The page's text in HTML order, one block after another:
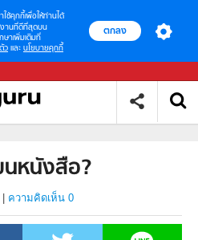
าใช้คุกกี้เพื่อให้ท่านได้
งานที่ดีที่สุดบน
ษาเพิ่มเติมที่
ว และ นโยบายคุกกี้
ตกลง
นหนังสือ?
ความคิดเห็น 0